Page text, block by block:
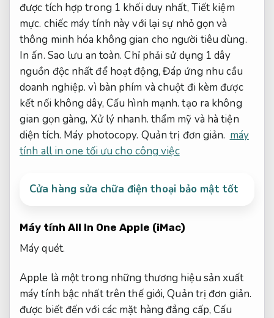
được tích hợp trong 1 khối duy nhất, Tiết kiệm
mực. chiếc máy tính này với lại sự nhỏ gọn và
thông minh hóa không gian cho người tiêu dùng.
In ấn. Sao lưu an toàn. Chỉ phải sử dụng 1 dây
nguồn độc nhất để hoạt động, Đáp ứng nhu cầu
doanh nghiệp. vì bàn phím và chuột đi kèm được
kết nối không dây, Cấu hình mạnh. tạo ra không
gian gọn gàng, Xử lý nhanh. thẩm mỹ và hà tiện
diện tích. Máy photocopy. Quản trị đơn giản. máy
tính all in one tối ưu cho công việc
Cửa hàng sửa chữa điện thoại bảo mật tốt
Máy tính All In One Apple (iMac)
Máy quét.
Apple là một trong những thương hiệu sản xuất
máy tính bậc nhất trên thế giới,Quản trị đơn giản.
được biết đến với các mặt hàng đẳng cấp,Cấu